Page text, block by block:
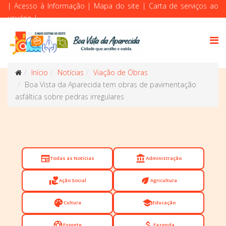
| Acesso à Informação | Mapa do site | Carta de serviços ao
usuário|
Início Notícias
Viação de Obras
Boa Vista da Aparecida tem obras de pavimentação
asfáltica sobre pedras irregulares
newspaperTodas as Notícias account_balanceAdministração
volunteer_activismAção Social eco Agricultura
paletteCultura schoolEducação